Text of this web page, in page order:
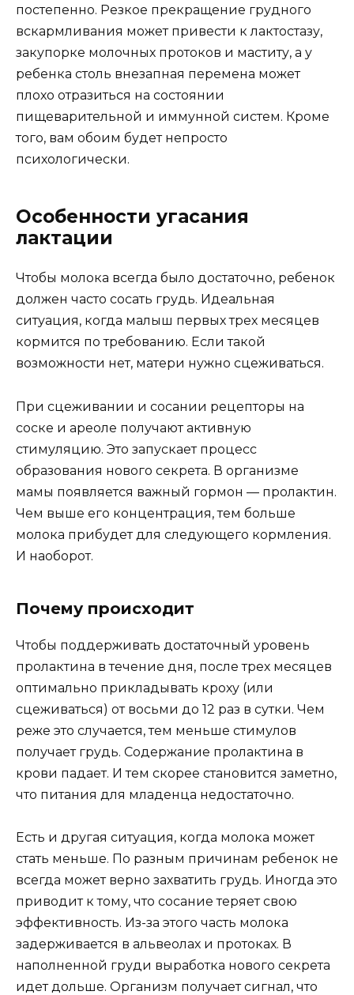
постепенно. Резкое прекращение грудного
вскармливания может привести к лактостазу,
закупорке молочных протоков и маститу, а у
ребенка столь внезапная перемена может
плохо отразиться на состоянии
пищеварительной и иммунной систем. Кроме
того, вам обоим будет непросто
психологически.
Особенности угасания
лактации
Чтобы молока всегда было достаточно, ребенок
должен часто сосать грудь. Идеальная
ситуация, когда малыш первых трех месяцев
кормится по требованию. Если такой
возможности нет, матери нужно сцеживаться.
При сцеживании и сосании рецепторы на
соске и ареоле получают активную
стимуляцию. Это запускает процесс
образования нового секрета. В организме
мамы появляется важный гормон — пролактин.
Чем выше его концентрация, тем больше
молока прибудет для следующего кормления.
И наоборот.
Почему происходит
Чтобы поддерживать достаточный уровень
пролактина в течение дня, после трех месяцев
оптимально прикладывать кроху (или
сцеживаться) от восьми до 12 раз в сутки. Чем
реже это случается, тем меньше стимулов
получает грудь. Содержание пролактина в
крови падает. И тем скорее становится заметно,
что питания для младенца недостаточно.
Есть и другая ситуация, когда молока может
стать меньше. По разным причинам ребенок не
всегда может верно захватить грудь. Иногда это
приводит к тому, что сосание теряет свою
эффективность. Из-за этого часть молока
задерживается в альвеолах и протоках. В
наполненной груди выработка нового секрета
идет дольше. Организм получает сигнал, что